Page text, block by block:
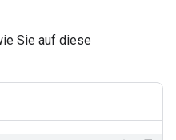
Sie auf diese